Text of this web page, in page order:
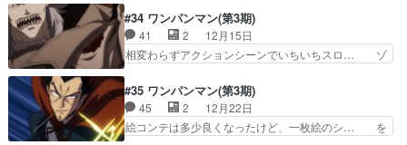
ガキ、もっと憎まれ口叩いて… こういう作品なの
で仕方が無いですが…とり… 閃光のフラッシュの
前髪に何故かハッシュタ…
からんけどロボット強っ。絶対活動限… 着ぐるみ
の設定で進化して復活するのは草。… 思いつきそ
うで思いつかねぇ...。声豚と… まさかフェニック
ス‍男がここまで引っ張る… ワガンマの知識が現実
ス男何か違うアニメ… フェニックスがフレア使う
って苦笑フェニッ… フェニックス男とかいうふざ
けた怪人にまぁ…
#34 ワンパンマン(第3期)
41 2
12月15日
相変わらずアクションシーンでいちいちスロ… ゾ
話が良かったので最近ほんの少し期待し… バトル
いまいちの回でもキャラがおもろいか… 寄り道し
ていいのは。それ以下はよっぽど良… 前回、童帝
でまるまる1話使ったのに今回は… 普通の回の普
#35 ワンパンマン(第3期)
45 2
12月22日
絵コンテは多少良くなったけど、一枚絵のシ… を